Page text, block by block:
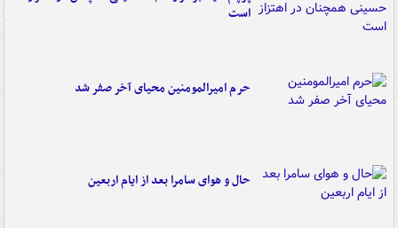
است
حرم امیرالمومنین محیای آخر صفر شد
حال و هوای سامرا بعد از ایام اربعین